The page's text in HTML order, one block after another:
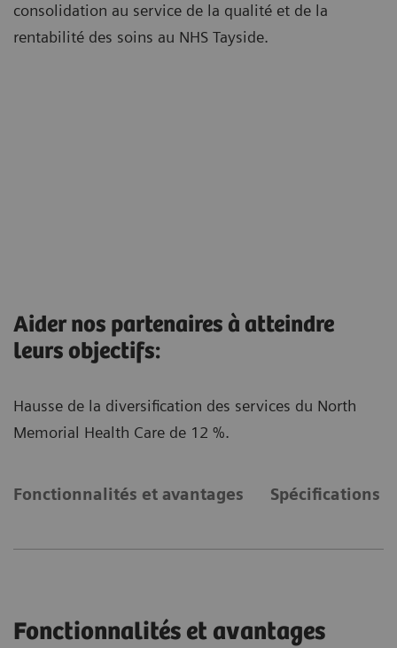
consolidation au service de la qualité et de la
rentabilité des soins au NHS Tayside.
Aider nos partenaires à atteindre
leurs objectifs:
Hausse de la diversification des services du North
Memorial Health Care de 12 %.
Fonctionnalités et avantages Spécifications
Fonctionnalités et avantages